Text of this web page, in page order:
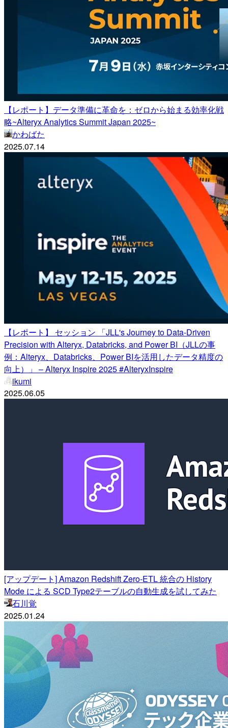
【レポート】データ準備に革命を：ゼロから始まる効率化戦
略~Alteryx Analytics Summit Japan 2025~
かわばた
2025.07.14
【レポート】 セッション 「JLL's Journey to Data-Driven
Precision with Alteryx, Databricks, and Power BI（JLLの事
例：Alteryx、Databricks、Power BIを活用したデータ精度の
向上）」 – Alteryx Inspire 2025 #AlteryxInspire
ikumi
2025.06.05
[アップデート] Amazon Redshift Zero-ETL 統合の History
Mode による SCD Type2テーブルの自動生成を試してみた
石川覚
2025.01.24